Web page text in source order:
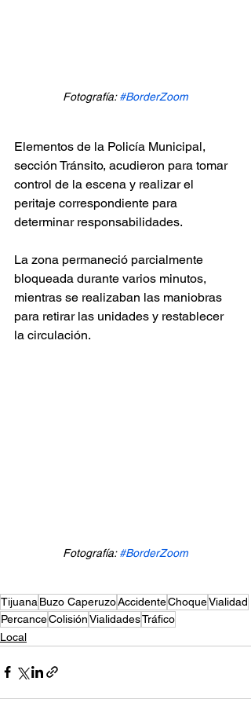
Fotografía: #BorderZoom
Elementos de la Policía Municipal,
sección Tránsito, acudieron para tomar
control de la escena y realizar el
peritaje correspondiente para
determinar responsabilidades.
La zona permaneció parcialmente
bloqueada durante varios minutos,
mientras se realizaban las maniobras
para retirar las unidades y restablecer
la circulación.
Fotografía: #BorderZoom
Tijuana Buzo CaperuzoAccidenteChoqueVialidad
PercanceColisiónVialidadesTráfico
Local